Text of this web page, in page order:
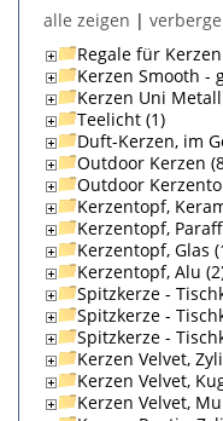
alle zeigen |
Regale für
Kerzen Smooth -
Kerzen Uni
Teelicht (1)
Duft-Kerzen, im
Outdoor Kerzen
Outdoor
Kerzentopf,
Kerzentopf,
Kerzentopf, Glas
Kerzentopf, Alu
Spitzkerze -
Spitzkerze -
Spitzkerze -
Kerzen Velvet,
Kerzen Velvet,
Kerzen Velvet,